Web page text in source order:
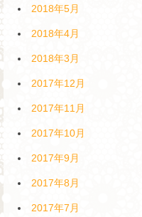
2018年5月
2018年4月
2018年3月
2017年12月
2017年11月
2017年10月
2017年9月
2017年8月
2017年7月